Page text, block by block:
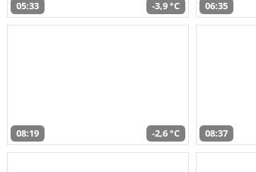
05:33 -3,9 °C 06:35
08:19 -2,6 °C 08:37